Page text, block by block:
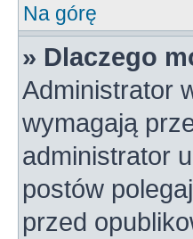
Na górę
» Dlaczego
Administrator
wymagają
administrator
postów
przed